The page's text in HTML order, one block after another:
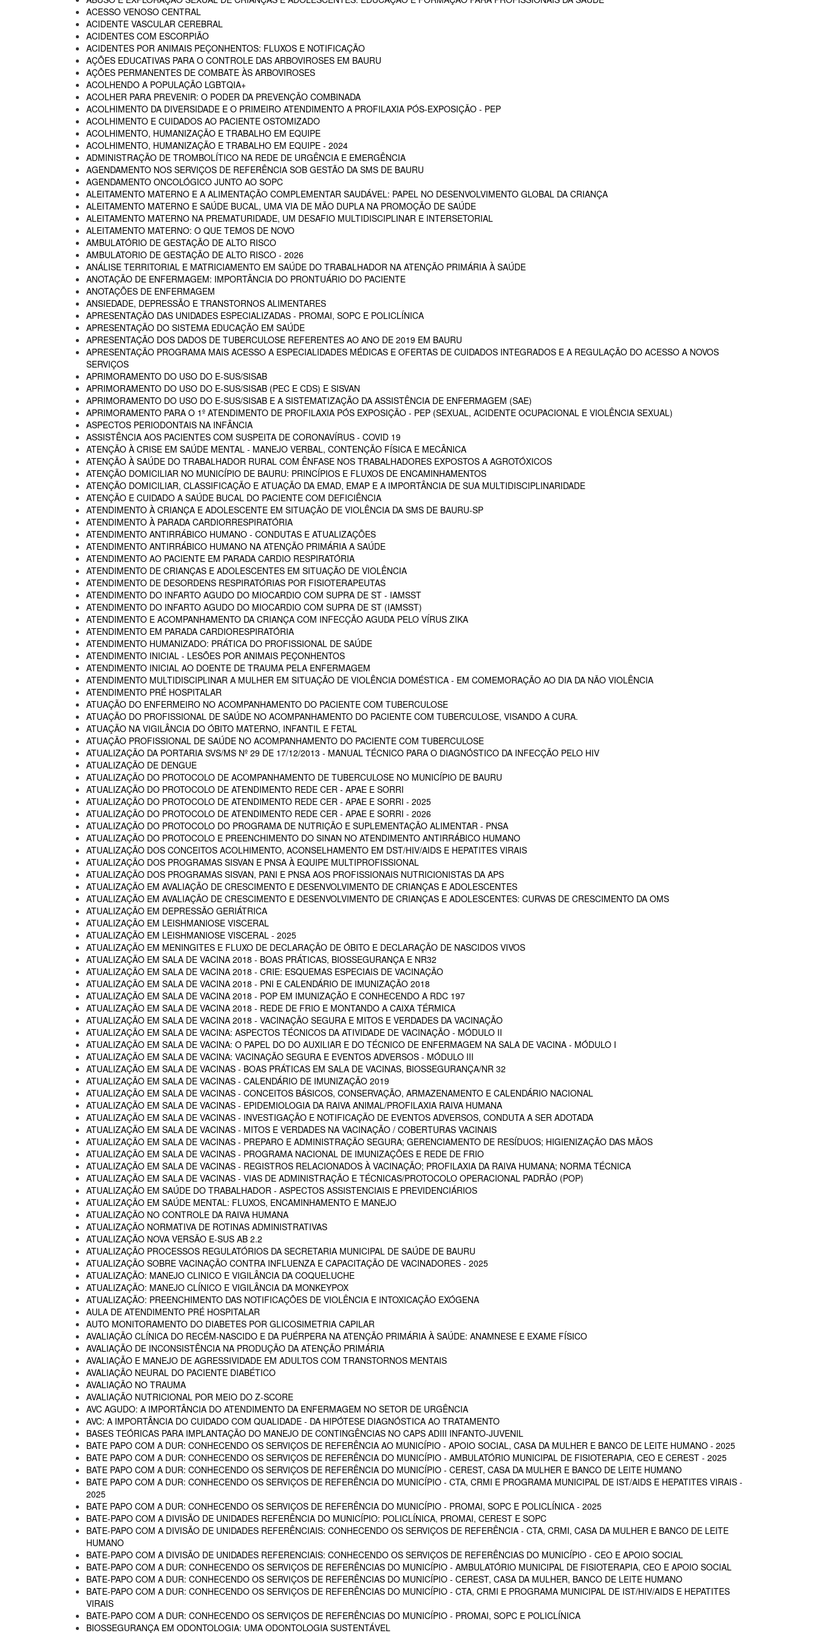
ACESSO VENOSO CENTRAL
ACIDENTE VASCULAR CEREBRAL
ACIDENTES COM ESCORPIÃO
ACIDENTES POR ANIMAIS PEÇONHENTOS: FLUXOS E NOTIFICAÇÃO
AÇÕES EDUCATIVAS PARA O CONTROLE DAS ARBOVIROSES EM BAURU
AÇÕES PERMANENTES DE COMBATE ÀS ARBOVIROSES
ACOLHENDO A POPULAÇÃO LGBTQIA+
ACOLHER PARA PREVENIR: O PODER DA PREVENÇÃO COMBINADA
ACOLHIMENTO DA DIVERSIDADE E O PRIMEIRO ATENDIMENTO A PROFILAXIA PÓS-EXPOSIÇÃO - PEP
ACOLHIMENTO E CUIDADOS AO PACIENTE OSTOMIZADO
ACOLHIMENTO, HUMANIZAÇÃO E TRABALHO EM EQUIPE
ACOLHIMENTO, HUMANIZAÇÃO E TRABALHO EM EQUIPE - 2024
ADMINISTRAÇÃO DE TROMBOLÍTICO NA REDE DE URGÊNCIA E EMERGÊNCIA
AGENDAMENTO NOS SERVIÇOS DE REFERÊNCIA SOB GESTÃO DA SMS DE BAURU
AGENDAMENTO ONCOLÓGICO JUNTO AO SOPC
ALEITAMENTO MATERNO E A ALIMENTAÇÃO COMPLEMENTAR SAUDÁVEL: PAPEL NO DESENVOLVIMENTO GLOBAL DA CRIANÇA
ALEITAMENTO MATERNO E SAÚDE BUCAL, UMA VIA DE MÃO DUPLA NA PROMOÇÃO DE SAÚDE
ALEITAMENTO MATERNO NA PREMATURIDADE, UM DESAFIO MULTIDISCIPLINAR E INTERSETORIAL
ALEITAMENTO MATERNO: O QUE TEMOS DE NOVO
AMBULATÓRIO DE GESTAÇÃO DE ALTO RISCO
AMBULATORIO DE GESTAÇÃO DE ALTO RISCO - 2026
ANÁLISE TERRITORIAL E MATRICIAMENTO EM SAÚDE DO TRABALHADOR NA ATENÇÃO PRIMÁRIA À SAÚDE
ANOTAÇÃO DE ENFERMAGEM: IMPORTÂNCIA DO PRONTUÁRIO DO PACIENTE
ANOTAÇÕES DE ENFERMAGEM
ANSIEDADE, DEPRESSÃO E TRANSTORNOS ALIMENTARES
APRESENTAÇÃO DAS UNIDADES ESPECIALIZADAS - PROMAI, SOPC E POLICLÍNICA
APRESENTAÇÃO DO SISTEMA EDUCAÇÃO EM SAÚDE
APRESENTAÇÃO DOS DADOS DE TUBERCULOSE REFERENTES AO ANO DE 2019 EM BAURU
APRESENTAÇÃO PROGRAMA MAIS ACESSO A ESPECIALIDADES MÉDICAS E OFERTAS DE CUIDADOS INTEGRADOS E A REGULAÇÃO DO ACESSO A NOVOS
SERVIÇOS
APRIMORAMENTO DO USO DO E-SUS/SISAB
APRIMORAMENTO DO USO DO E-SUS/SISAB (PEC E CDS) E SISVAN
APRIMORAMENTO DO USO DO E-SUS/SISAB E A SISTEMATIZAÇÃO DA ASSISTÊNCIA DE ENFERMAGEM (SAE)
APRIMORAMENTO PARA O 1º ATENDIMENTO DE PROFILAXIA PÓS EXPOSIÇÃO - PEP (SEXUAL, ACIDENTE OCUPACIONAL E VIOLÊNCIA SEXUAL)
ASPECTOS PERIODONTAIS NA INFÂNCIA
ASSISTÊNCIA AOS PACIENTES COM SUSPEITA DE CORONAVÍRUS - COVID 19
ATENÇÃO À CRISE EM SAÚDE MENTAL - MANEJO VERBAL, CONTENÇÃO FÍSICA E MECÂNICA
ATENÇÃO À SAÚDE DO TRABALHADOR RURAL COM ÊNFASE NOS TRABALHADORES EXPOSTOS A AGROTÓXICOS
ATENÇÃO DOMICILIAR NO MUNICÍPIO DE BAURU: PRINCÍPIOS E FLUXOS DE ENCAMINHAMENTOS
ATENÇÃO DOMICILIAR, CLASSIFICAÇÃO E ATUAÇÃO DA EMAD, EMAP E A IMPORTÂNCIA DE SUA MULTIDISCIPLINARIDADE
ATENÇÃO E CUIDADO A SAÚDE BUCAL DO PACIENTE COM DEFICIÊNCIA
ATENDIMENTO À CRIANÇA E ADOLESCENTE EM SITUAÇÃO DE VIOLÊNCIA DA SMS DE BAURU-SP
ATENDIMENTO À PARADA CARDIORRESPIRATÓRIA
ATENDIMENTO ANTIRRÁBICO HUMANO - CONDUTAS E ATUALIZAÇÕES
ATENDIMENTO ANTIRRÁBICO HUMANO NA ATENÇÃO PRIMÁRIA A SAÚDE
ATENDIMENTO AO PACIENTE EM PARADA CARDIO RESPIRATÓRIA
ATENDIMENTO DE CRIANÇAS E ADOLESCENTES EM SITUAÇÃO DE VIOLÊNCIA
ATENDIMENTO DE DESORDENS RESPIRATÓRIAS POR FISIOTERAPEUTAS
ATENDIMENTO DO INFARTO AGUDO DO MIOCARDIO COM SUPRA DE ST - IAMSST
ATENDIMENTO DO INFARTO AGUDO DO MIOCARDIO COM SUPRA DE ST (IAMSST)
ATENDIMENTO E ACOMPANHAMENTO DA CRIANÇA COM INFECÇÃO AGUDA PELO VÍRUS ZIKA
ATENDIMENTO EM PARADA CARDIORESPIRATÓRIA
ATENDIMENTO HUMANIZADO: PRÁTICA DO PROFISSIONAL DE SAÚDE
ATENDIMENTO INICIAL - LESÕES POR ANIMAIS PEÇONHENTOS
ATENDIMENTO INICIAL AO DOENTE DE TRAUMA PELA ENFERMAGEM
ATENDIMENTO MULTIDISCIPLINAR A MULHER EM SITUAÇÃO DE VIOLÊNCIA DOMÉSTICA - EM COMEMORAÇÃO AO DIA DA NÃO VIOLÊNCIA
ATENDIMENTO PRÉ HOSPITALAR
ATUAÇÃO DO ENFERMEIRO NO ACOMPANHAMENTO DO PACIENTE COM TUBERCULOSE
ATUAÇÃO DO PROFISSIONAL DE SAÚDE NO ACOMPANHAMENTO DO PACIENTE COM TUBERCULOSE, VISANDO A CURA.
ATUAÇÃO NA VIGILÂNCIA DO ÓBITO MATERNO, INFANTIL E FETAL
ATUAÇÃO PROFISSIONAL DE SAÚDE NO ACOMPANHAMENTO DO PACIENTE COM TUBERCULOSE
ATUALIZAÇÃO DA PORTARIA SVS/MS Nº 29 DE 17/12/2013 - MANUAL TÉCNICO PARA O DIAGNÓSTICO DA INFECÇÃO PELO HIV
ATUALIZAÇÃO DE DENGUE
ATUALIZAÇÃO DO PROTOCOLO DE ACOMPANHAMENTO DE TUBERCULOSE NO MUNICÍPIO DE BAURU
ATUALIZAÇÃO DO PROTOCOLO DE ATENDIMENTO REDE CER - APAE E SORRI
ATUALIZAÇÃO DO PROTOCOLO DE ATENDIMENTO REDE CER - APAE E SORRI - 2025
ATUALIZAÇÃO DO PROTOCOLO DE ATENDIMENTO REDE CER - APAE E SORRI - 2026
ATUALIZAÇÃO DO PROTOCOLO DO PROGRAMA DE NUTRIÇÃO E SUPLEMENTAÇÃO ALIMENTAR - PNSA
ATUALIZAÇÃO DO PROTOCOLO E PREENCHIMENTO DO SINAN NO ATENDIMENTO ANTIRRÁBICO HUMANO
ATUALIZAÇÃO DOS CONCEITOS ACOLHIMENTO, ACONSELHAMENTO EM DST/HIV/AIDS E HEPATITES VIRAIS
ATUALIZAÇÃO DOS PROGRAMAS SISVAN E PNSA À EQUIPE MULTIPROFISSIONAL
ATUALIZAÇÃO DOS PROGRAMAS SISVAN, PANI E PNSA AOS PROFISSIONAIS NUTRICIONISTAS DA APS
ATUALIZAÇÃO EM AVALIAÇÃO DE CRESCIMENTO E DESENVOLVIMENTO DE CRIANÇAS E ADOLESCENTES
ATUALIZAÇÃO EM AVALIAÇÃO DE CRESCIMENTO E DESENVOLVIMENTO DE CRIANÇAS E ADOLESCENTES: CURVAS DE CRESCIMENTO DA OMS
ATUALIZAÇÃO EM DEPRESSÃO GERIÁTRICA
ATUALIZAÇÃO EM LEISHMANIOSE VISCERAL
ATUALIZAÇÃO EM LEISHMANIOSE VISCERAL - 2025
ATUALIZAÇÃO EM MENINGITES E FLUXO DE DECLARAÇÃO DE ÓBITO E DECLARAÇÃO DE NASCIDOS VIVOS
ATUALIZAÇÃO EM SALA DE VACINA 2018 - BOAS PRÁTICAS, BIOSSEGURANÇA E NR32
ATUALIZAÇÃO EM SALA DE VACINA 2018 - CRIE: ESQUEMAS ESPECIAIS DE VACINAÇÃO
ATUALIZAÇÃO EM SALA DE VACINA 2018 - PNI E CALENDÁRIO DE IMUNIZAÇÃO 2018
ATUALIZAÇÃO EM SALA DE VACINA 2018 - POP EM IMUNIZAÇÃO E CONHECENDO A RDC 197
ATUALIZAÇÃO EM SALA DE VACINA 2018 - REDE DE FRIO E MONTANDO A CAIXA TÉRMICA
ATUALIZAÇÃO EM SALA DE VACINA 2018 - VACINAÇÃO SEGURA E MITOS E VERDADES DA VACINAÇÃO
ATUALIZAÇÃO EM SALA DE VACINA: ASPECTOS TÉCNICOS DA ATIVIDADE DE VACINAÇÃO - MÓDULO II
ATUALIZAÇÃO EM SALA DE VACINA: O PAPEL DO DO AUXILIAR E DO TÉCNICO DE ENFERMAGEM NA SALA DE VACINA - MÓDULO I
ATUALIZAÇÃO EM SALA DE VACINA: VACINAÇÃO SEGURA E EVENTOS ADVERSOS - MÓDULO III
ATUALIZAÇÃO EM SALA DE VACINAS - BOAS PRÁTICAS EM SALA DE VACINAS, BIOSSEGURANÇA/NR 32
ATUALIZAÇÃO EM SALA DE VACINAS - CALENDÁRIO DE IMUNIZAÇÃO 2019
ATUALIZAÇÃO EM SALA DE VACINAS - CONCEITOS BÁSICOS, CONSERVAÇÃO, ARMAZENAMENTO E CALENDÁRIO NACIONAL
ATUALIZAÇÃO EM SALA DE VACINAS - EPIDEMIOLOGIA DA RAIVA ANIMAL/PROFILAXIA RAIVA HUMANA
ATUALIZAÇÃO EM SALA DE VACINAS - INVESTIGAÇÃO E NOTIFICAÇÃO DE EVENTOS ADVERSOS, CONDUTA A SER ADOTADA
ATUALIZAÇÃO EM SALA DE VACINAS - MITOS E VERDADES NA VACINAÇÃO / COBERTURAS VACINAIS
ATUALIZAÇÃO EM SALA DE VACINAS - PREPARO E ADMINISTRAÇÃO SEGURA; GERENCIAMENTO DE RESÍDUOS; HIGIENIZAÇÃO DAS MÃOS
ATUALIZAÇÃO EM SALA DE VACINAS - PROGRAMA NACIONAL DE IMUNIZAÇÕES E REDE DE FRIO
ATUALIZAÇÃO EM SALA DE VACINAS - REGISTROS RELACIONADOS À VACINAÇÃO; PROFILAXIA DA RAIVA HUMANA; NORMA TÉCNICA
ATUALIZAÇÃO EM SALA DE VACINAS - VIAS DE ADMINISTRAÇÃO E TÉCNICAS/PROTOCOLO OPERACIONAL PADRÃO (POP)
ATUALIZAÇÃO EM SAÚDE DO TRABALHADOR - ASPECTOS ASSISTENCIAIS E PREVIDENCIÁRIOS
ATUALIZAÇÃO EM SAÚDE MENTAL: FLUXOS, ENCAMINHAMENTO E MANEJO
ATUALIZAÇÃO NO CONTROLE DA RAIVA HUMANA
ATUALIZAÇÃO NORMATIVA DE ROTINAS ADMINISTRATIVAS
ATUALIZAÇÃO NOVA VERSÃO E-SUS AB 2.2
ATUALIZAÇÃO PROCESSOS REGULATÓRIOS DA SECRETARIA MUNICIPAL DE SAÚDE DE BAURU
ATUALIZAÇÃO SOBRE VACINAÇÃO CONTRA INFLUENZA E CAPACITAÇÃO DE VACINADORES - 2025
ATUALIZAÇÃO: MANEJO CLINICO E VIGILÂNCIA DA COQUELUCHE
ATUALIZAÇÃO: MANEJO CLÍNICO E VIGILÂNCIA DA MONKEYPOX
ATUALIZAÇÃO: PREENCHIMENTO DAS NOTIFICAÇÕES DE VIOLÊNCIA E INTOXICAÇÃO EXÓGENA
AULA DE ATENDIMENTO PRÉ HOSPITALAR
AUTO MONITORAMENTO DO DIABETES POR GLICOSIMETRIA CAPILAR
AVALIAÇÃO CLÍNICA DO RECÉM-NASCIDO E DA PUÉRPERA NA ATENÇÃO PRIMÁRIA À SAÚDE: ANAMNESE E EXAME FÍSICO
AVALIAÇÃO DE INCONSISTÊNCIA NA PRODUÇÃO DA ATENÇÃO PRIMÁRIA
AVALIAÇÃO E MANEJO DE AGRESSIVIDADE EM ADULTOS COM TRANSTORNOS MENTAIS
AVALIAÇÃO NEURAL DO PACIENTE DIABÉTICO
AVALIAÇÃO NO TRAUMA
AVALIAÇÃO NUTRICIONAL POR MEIO DO Z-SCORE
AVC AGUDO: A IMPORTÂNCIA DO ATENDIMENTO DA ENFERMAGEM NO SETOR DE URGÊNCIA
AVC: A IMPORTÂNCIA DO CUIDADO COM QUALIDADE - DA HIPÓTESE DIAGNÓSTICA AO TRATAMENTO
BASES TEÓRICAS PARA IMPLANTAÇÃO DO MANEJO DE CONTINGÊNCIAS NO CAPS ADIII INFANTO-JUVENIL
BATE PAPO COM A DUR: CONHECENDO OS SERVIÇOS DE REFERÊNCIA AO MUNICÍPIO - APOIO SOCIAL, CASA DA MULHER E BANCO DE LEITE HUMANO - 2025
BATE PAPO COM A DUR: CONHECENDO OS SERVIÇOS DE REFERÊNCIA DO MUNICÍPIO - AMBULATÓRIO MUNICIPAL DE FISIOTERAPIA, CEO E CEREST - 2025
BATE PAPO COM A DUR: CONHECENDO OS SERVIÇOS DE REFERÊNCIA DO MUNICÍPIO - CEREST, CASA DA MULHER E BANCO DE LEITE HUMANO
BATE PAPO COM A DUR: CONHECENDO OS SERVIÇOS DE REFERÊNCIA DO MUNICÍPIO - CTA, CRMI E PROGRAMA MUNICIPAL DE IST/AIDS E HEPATITES VIRAIS -
2025
BATE PAPO COM A DUR: CONHECENDO OS SERVIÇOS DE REFERÊNCIA DO MUNICÍPIO - PROMAI, SOPC E POLICLÍNICA - 2025
BATE-PAPO COM A DIVISÃO DE UNIDADES REFERÊNCIA DO MUNICÍPIO: POLICLÍNICA, PROMAI, CEREST E SOPC
BATE-PAPO COM A DIVISÃO DE UNIDADES REFERÊNCIAIS: CONHECENDO OS SERVIÇOS DE REFERÊNCIA - CTA, CRMI, CASA DA MULHER E BANCO DE LEITE
HUMANO
BATE-PAPO COM A DIVISÃO DE UNIDADES REFERENCIAIS: CONHECENDO OS SERVIÇOS DE REFERÊNCIAS DO MUNICÍPIO - CEO E APOIO SOCIAL
BATE-PAPO COM A DUR: CONHECENDO OS SERVIÇOS DE REFERÊNCIAS DO MUNICÍPIO - AMBULATÓRIO MUNICIPAL DE FISIOTERAPIA, CEO E APOIO SOCIAL
BATE-PAPO COM A DUR: CONHECENDO OS SERVIÇOS DE REFERÊNCIAS DO MUNICÍPIO - CEREST, CASA DA MULHER, BANCO DE LEITE HUMANO
BATE-PAPO COM A DUR: CONHECENDO OS SERVIÇOS DE REFERÊNCIAS DO MUNICÍPIO - CTA, CRMI E PROGRAMA MUNICIPAL DE IST/HIV/AIDS E HEPATITES
VIRAIS
BATE-PAPO COM A DUR: CONHECENDO OS SERVIÇOS DE REFERÊNCIAS DO MUNICÍPIO - PROMAI, SOPC E POLICLÍNICA
BIOSSEGURANÇA EM ODONTOLOGIA: UMA ODONTOLOGIA SUSTENTÁVEL